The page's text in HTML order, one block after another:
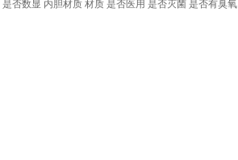
是否数显 内胆材质 材质 是否医用 是否灭菌 是否有臭氧